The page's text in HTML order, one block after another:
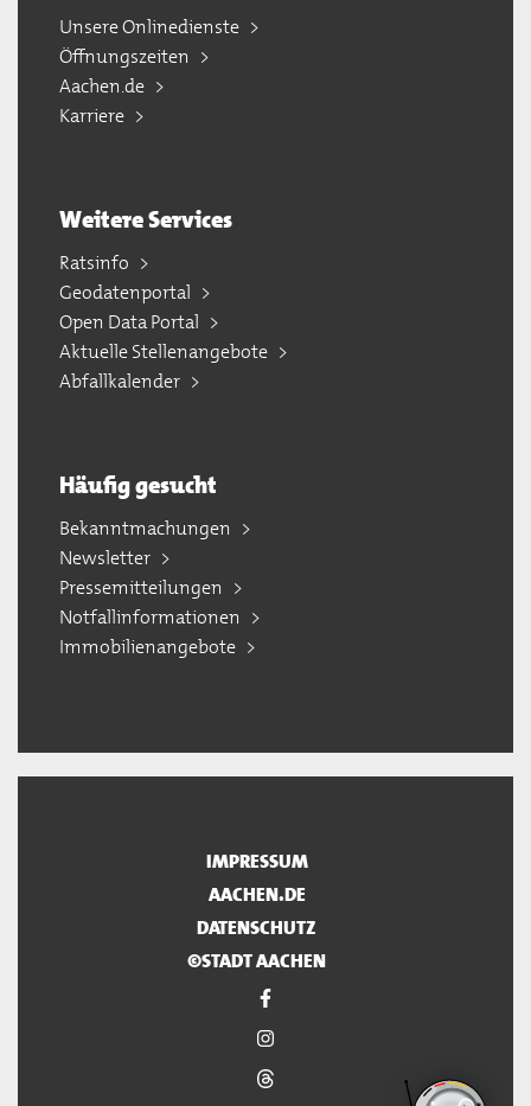
Unsere Onlinedienste
Öffnungszeiten
Aachen.de
Karriere
Weitere Services
Ratsinfo
Geodatenportal
Open Data Portal
Aktuelle Stellenangebote
Abfallkalender
Häufig gesucht
Bekanntmachungen
Newsletter
Pressemitteilungen
Notfallinformationen
Immobilienangebote
IMPRESSUM
AACHEN.DE
DATENSCHUTZ
©STADT AACHEN